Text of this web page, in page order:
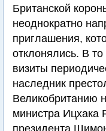
Британской
неоднократно
приглашения,
отклонялись. В
визиты
наследник
Великобританию
министра Ицхака
президента